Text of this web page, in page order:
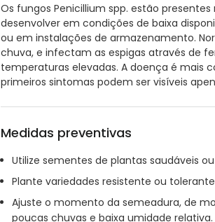
Os fungos Penicillium spp. estão
desenvolver em condições de baixa
ou em instalações de armazenamento.
chuva, e infectam as espigas através de
temperaturas elevadas. A doença é mais
primeiros sintomas podem ser visíveis
Medidas preventivas
Utilize sementes de plantas saudáveis
Plante variedades resistente ou
Ajuste o momento da semeadura, de
poucas chuvas e baixa umidade relativa.